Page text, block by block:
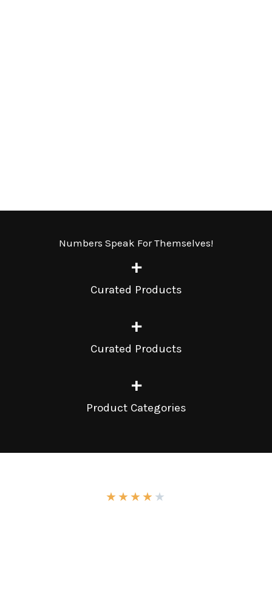
Numbers Speak For Themselves!
+
Curated Products
+
Curated Products
+
Product Categories
★★★★ ★